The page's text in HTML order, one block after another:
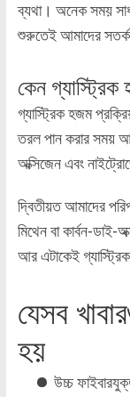
ব্যথা। অনেক সময়
শুরুতেই আমাদের
কেন গ্যাস্ট্রিক
গ্যাস্ট্রিক হজম
তরল পান করার সময়
অক্সিজেন এবং
দ্বিতীয়ত আমাদের
মিথেন বা কার্বন-
আর এটাকেই
যেসব
হয়
উচ্চ